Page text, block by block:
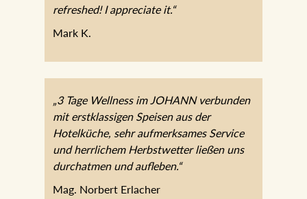
refreshed! I appreciate it.“
Mark K.
„3 Tage Wellness im JOHANN verbunden
mit erstklassigen Speisen aus der
Hotelküche, sehr aufmerksames Service
und herrlichem Herbstwetter ließen uns
durchatmen und aufleben.“
Mag. Norbert Erlacher